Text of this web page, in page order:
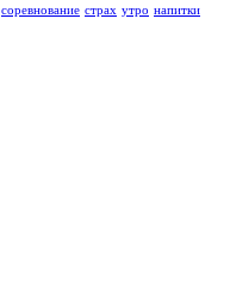
соревнование страх утро напитки